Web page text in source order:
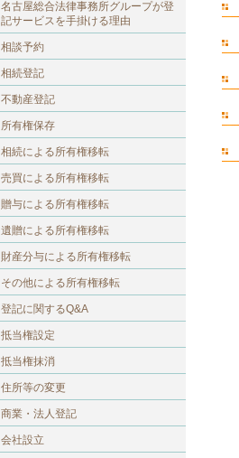
名古屋総合法律事務所グループが登
記サービスを手掛ける理由
相談予約
相続登記
不動産登記
所有権保存
相続による所有権移転
売買による所有権移転
贈与による所有権移転
遺贈による所有権移転
財産分与による所有権移転
その他による所有権移転
登記に関するQ&A
抵当権設定
抵当権抹消
住所等の変更
商業・法人登記
会社設立